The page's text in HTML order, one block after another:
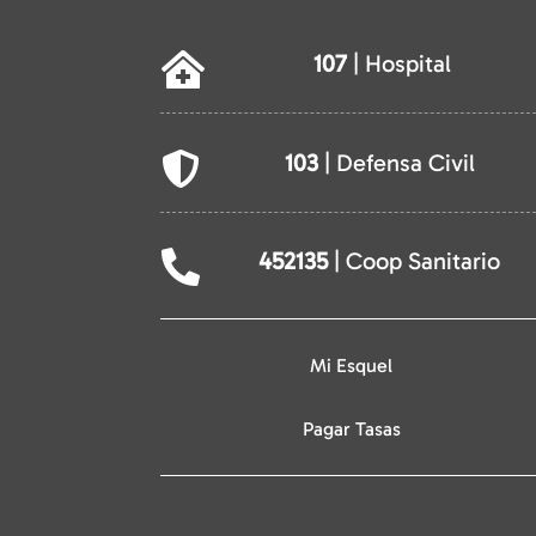
 107| Hospital
 103| Defensa Civil
 452135| Coop Sanitario
Mi Esquel
Pagar Tasas